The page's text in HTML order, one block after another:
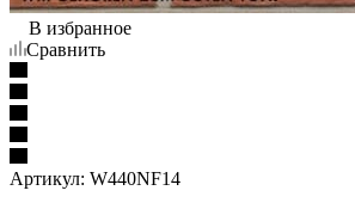
В избранное
Сравнить
Артикул: W440NF14